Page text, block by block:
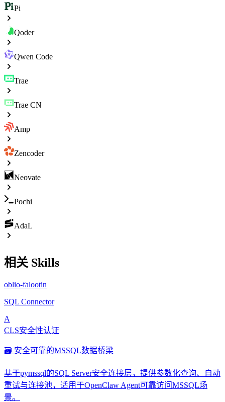
Pi
Qoder
Qwen Code
Trae
Trae CN
Amp
Zencoder
Neovate
Pochi
AdaL
相关 Skills
oblio-falootin
SQL Connector
A
CLS安全性认证
🗃️ 安全可靠的MSSQL数据桥梁
基于pymssql的SQL Server安全连接层，提供参数化查询、自动
重试与连接池，适用于OpenClaw Agent可靠访问MSSQL场
景。